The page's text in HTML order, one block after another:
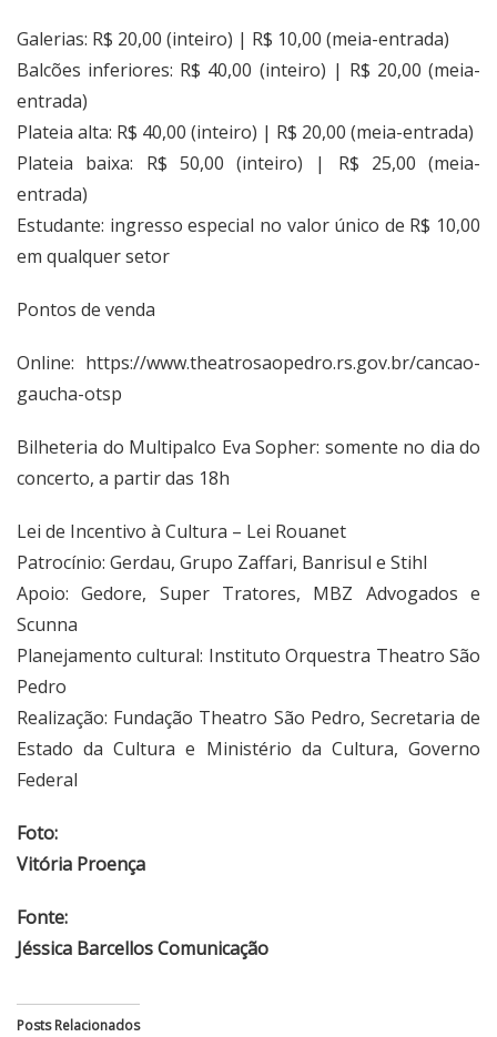
Galerias: R$ 20,00 (inteiro) | R$ 10,00 (meia-entrada)
Balcões inferiores: R$ 40,00 (inteiro) | R$ 20,00 (meia-
entrada)
Plateia alta: R$ 40,00 (inteiro) | R$ 20,00 (meia-entrada)
Plateia baixa: R$ 50,00 (inteiro) | R$ 25,00 (meia-
entrada)
Estudante: ingresso especial no valor único de R$ 10,00
em qualquer setor
Pontos de venda
Online: https://www.theatrosaopedro.rs.gov.br/cancao-
gaucha-otsp
Bilheteria do Multipalco Eva Sopher: somente no dia do
concerto, a partir das 18h
Lei de Incentivo à Cultura – Lei Rouanet
Patrocínio: Gerdau, Grupo Zaffari, Banrisul e Stihl
Apoio: Gedore, Super Tratores, MBZ Advogados e
Scunna
Planejamento cultural: Instituto Orquestra Theatro São
Pedro
Realização: Fundação Theatro São Pedro, Secretaria de
Estado da Cultura e Ministério da Cultura, Governo
Federal
Foto:
Vitória Proença
Fonte:
Jéssica Barcellos Comunicação
Posts Relacionados